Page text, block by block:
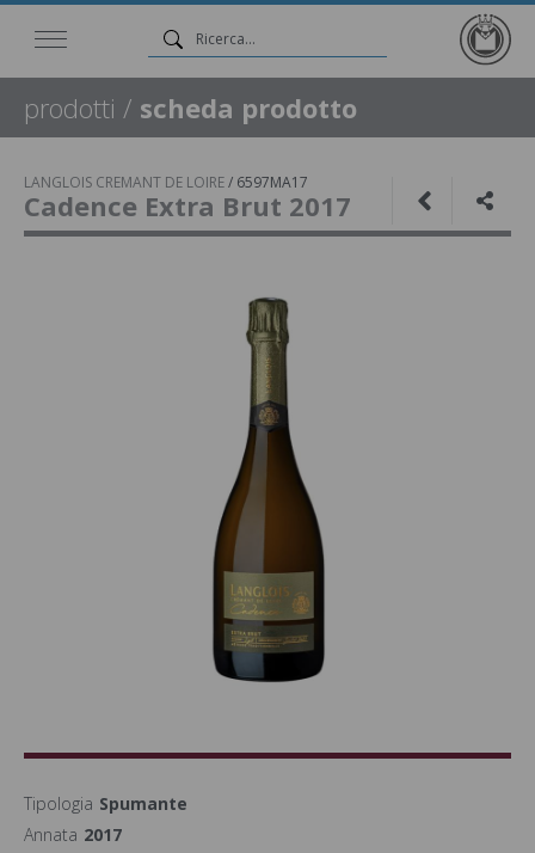
prodotti / scheda prodotto
LANGLOIS CREMANT DE LOIRE/ 6597MA17
Cadence Extra Brut 2017
Tipologia Spumante
Annata 2017